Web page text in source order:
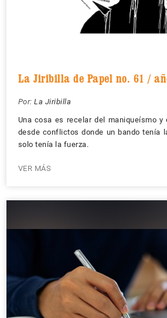
La Jiribilla de Papel no. 61 /
Por: La Jiribilla
Una cosa es recelar del maniqueísmo
desde conflictos donde un bando tenía
solo tenía la fuerza.
VER MÁS